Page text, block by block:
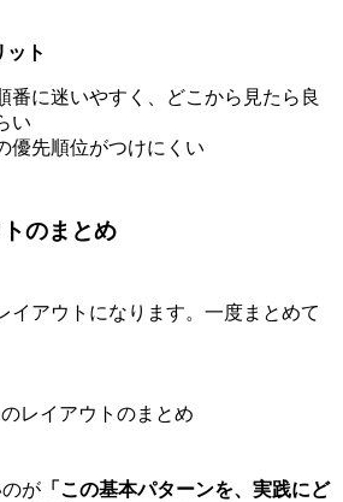
ト
番に迷いやすく、どこから見たら良
い
優先順位がつけにくい
のまとめ
イアウトになります。一度まとめて
が 「この基本パターンを、実践にど